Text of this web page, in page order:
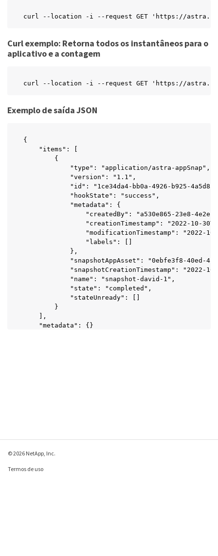
curl --location -i --request GET 'https://
Curl exemplo: Retorna todos os instantâneos para o
aplicativo e a contagem
curl --location -i --request GET 'https://
Exemplo de saída JSON
{
    "items": [
        {
            "type": "application/astra-appSnap",
            "version": "1.1",
"id": "1ce34da4-bb0a-4926-b925-
            "hookState": "success",
            "metadata": {
"createdBy": "a530e865-23e8-4e2e-
"creationTimestamp": "2022-10-
"modificationTimestamp": "2022-
                "labels": []
            },
"snapshotAppAsset": "0ebfe3f8-40ed-
"snapshotCreationTimestamp": "2022-
            "name": "snapshot-david-1",
            "state": "completed",
            "stateUnready": []
        }
    ],
    "metadata": {}
© 2026 NetApp, Inc.
Termos de uso